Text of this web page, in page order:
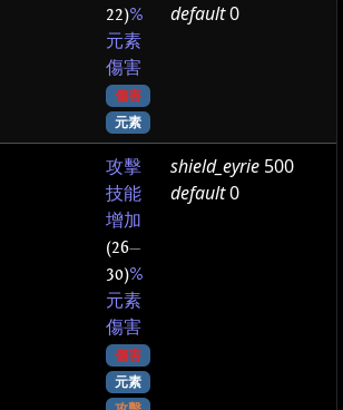
22)%
元素
傷害
傷害
元素
default0
攻擊
技能
增加
(26—
30)%
元素
傷害
傷害
元素
shield_eyrie 500
default0